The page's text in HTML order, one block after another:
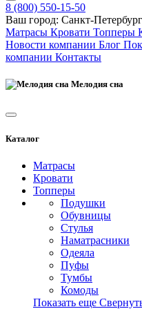
8 (800) 550-15-50
Ваш город: Санкт-Петербург
Матрасы Кровати Топперы
Новости компании Блог
компании Контакты
Мелодия сна
Каталог
Матрасы
Кровати
Топперы
Подушки
Обувницы
Стулья
Наматрасники
Одеяла
Пуфы
Тумбы
Комоды
Показать еще